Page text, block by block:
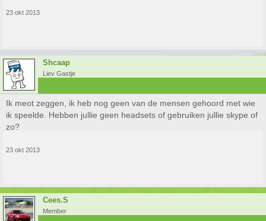
23 okt 2013
Shcaap
Liev Gastje
Ik meot zeggen, ik heb nog geen van de mensen gehoord met wie
ik speelde. Hebben jullie geen headsets of gebruiken jullie skype of
zo?
23 okt 2013
Cees.S
Member